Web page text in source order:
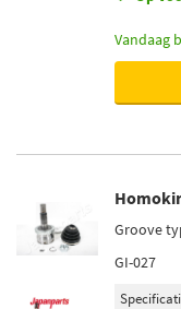
Vandaag
Groove
GI-027